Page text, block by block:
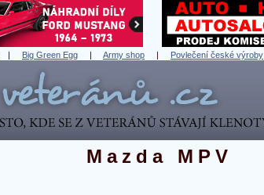
| Big Green Egg | Army shop | Povlečení české výroby
Mazda MPV